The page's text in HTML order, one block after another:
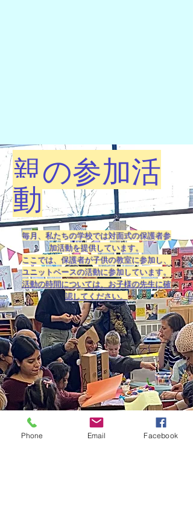
親の参加活
動
毎月、私たちの学校では対面式の保護者参
加活動を提供しています。
ここでは、保護者が子供の教室に参加し、
ユニットベースの活動に参加しています。
活動の時間については、お子様の先生に確
認してください。
Phone Email Facebook